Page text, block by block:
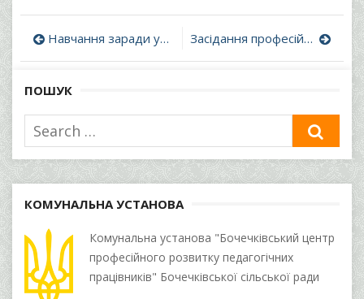
Навігація
записів
Навчання заради успіху! Засідання професійної спільноти вчителів інформатичної та математичної освітніх галузей
ПОШУК
Search
for:
КОМУНАЛЬНА УСТАНОВА
Комунальна установа "Бочечківський центр
професійного розвитку педагогічних
працівників" Бочечківської сільської ради